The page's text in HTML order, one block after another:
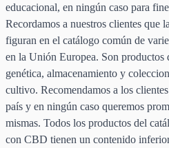
educacional, en ningún caso para
Recordamos a nuestros clientes que
figuran en el catálogo común de
en la Unión Europea. Son productos
genética, almacenamiento y
cultivo. Recomendamos a los
país y en ningún caso queremos
mismas. Todos los productos del
con CBD tienen un contenido